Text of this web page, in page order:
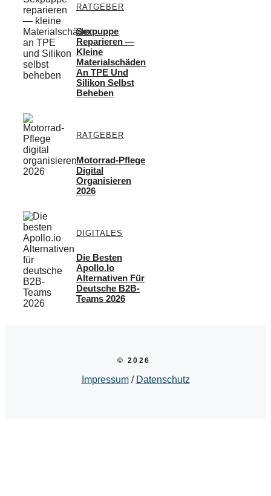
RATGEBER
Sexpuppe
Reparieren —
Kleine
Materialschäden
An TPE Und
Silikon Selbst
Beheben
RATGEBER
Motorrad-Pflege
Digital
Organisieren
2026
DIGITALES
Die Besten
Apollo.io
Alternativen Für
Deutsche B2B-
Teams 2026
© 2026
Impressum/ Datenschutz